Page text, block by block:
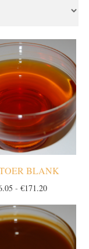
BLANK
- €171.20Prijsklasse:
tot
€171.20